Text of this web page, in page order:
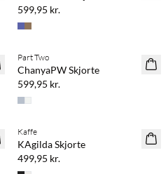
599,95 kr.
NYHED
Part Two
ChanyaPW Skjorte
599,95 kr.
NYHED
Kaffe
KAgilda Skjorte
499,95 kr.